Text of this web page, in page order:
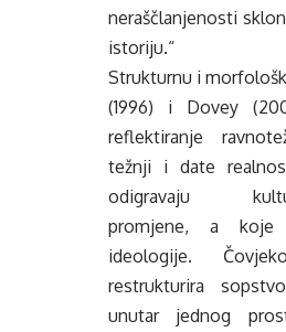
neraščlanjenosti
istoriju.“
Strukturnu i
(1996) i Dovey
reflektiranje
težnji i date
odigravaju
promjene, a
ideologije.
restrukturira
unutar jednog